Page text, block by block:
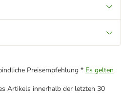
Preisempfehlung * Es gelten
Artikels innerhalb der letzten 30